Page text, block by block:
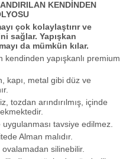
KENDİNDEN
çok kolaylaştırır ve
sağlar. Yapışkan
da mümkün kılar.
kendinden yapışkanlı premium
kapı, metal gibi düz ve
tozdan arındırılmış, içinde
uygulanması tavsiye edilmez.
Alman malıdır.
silinebilir.